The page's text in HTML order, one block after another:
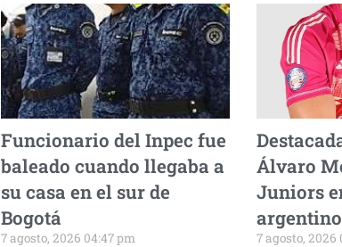
Funcionario del Inpec fue
baleado cuando llegaba a
su casa en el sur de
Bogotá
7 agosto, 2026 04:47 pm
Álvaro
Juniors
argentino
7 agosto, 2026